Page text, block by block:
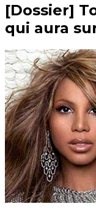
[Dossier]
qui aura